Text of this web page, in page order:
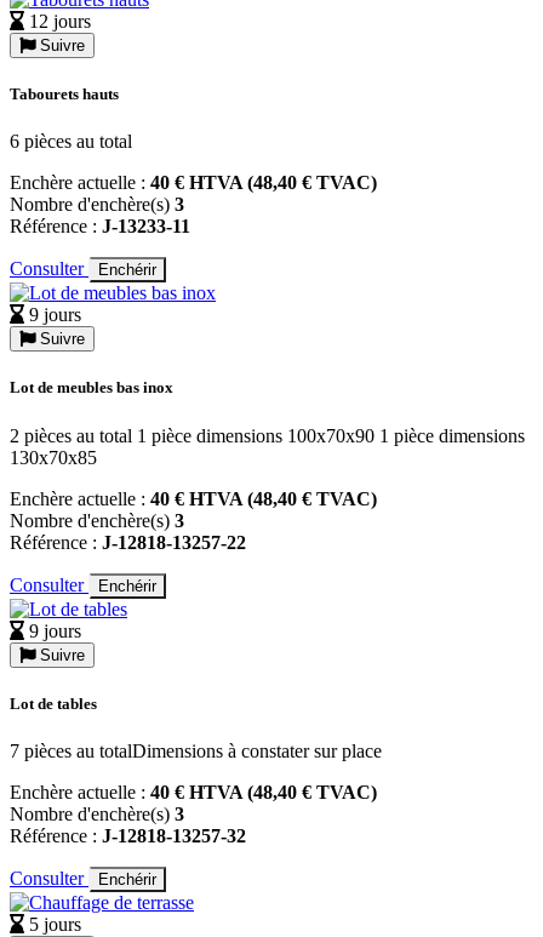
12 jours
Suivre
Tabourets hauts
6 pièces au total
Enchère actuelle : 40 € HTVA (48,40 € TVAC)
Nombre d'enchère(s) 3
Référence : J-13233-11
Consulter Enchérir
9 jours
Suivre
Lot de meubles bas inox
2 pièces au total 1 pièce dimensions 100x70x90 1 pièce dimensions
130x70x85
Enchère actuelle : 40 € HTVA (48,40 € TVAC)
Nombre d'enchère(s) 3
Référence : J-12818-13257-22
Consulter Enchérir
9 jours
Suivre
Lot de tables
7 pièces au totalDimensions à constater sur place
Enchère actuelle : 40 € HTVA (48,40 € TVAC)
Nombre d'enchère(s) 3
Référence : J-12818-13257-32
Consulter Enchérir
5 jours